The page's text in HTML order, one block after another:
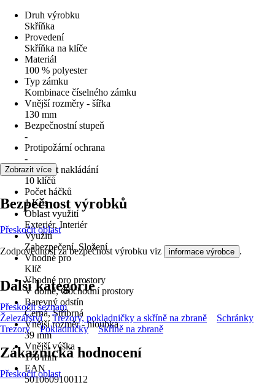
Druh výrobku
Skříňka
Provedení
Skříňka na klíče
Materiál
100 % polyester
Typ zámku
Kombinace číselného zámku
Vnější rozměry - šířka
130 mm
Bezpečnostní stupeň
-
Protipožární ochrana
-
Možnost nakládání
10 klíčů
Počet háčků
1 Kus
Oblast využití
Exteriér, Interiér
Využití
Zabezpečení, Složení
Vhodné pro
Klíč
Vhodné pro prostory
V domě, Obchodní prostory
Barevný odstín
Černá, Stříbrná
Vnější rozměr - hloubka
39 mm
Vnější výška
178 mm
EAN
5010609100112
Zobrazit více
Bezpečnost výrobků
Přeskočit oblast
Zodpovědnost za bezpečnost výrobku viz informace výrobce .
Další kategorie
Přeskočit seznam
Železářství
Trezory, pokladničky a skříně na zbraně
Schránky
Trezory
Pokladničky Skříně na zbraně
Zákaznická hodnocení
Přeskočit oblast